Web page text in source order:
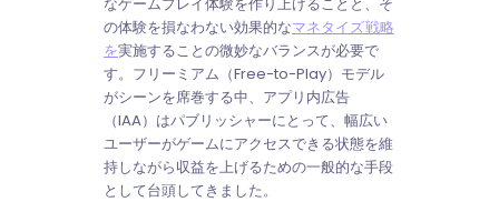
の体験を損なわない効果的なマネタイズ戦略
を実施することの微妙なバランスが必要で
す。フリーミアム（Free-to-Play）モデル
がシーンを席巻する中、アプリ内広告
（IAA）はパブリッシャーにとって、幅広い
ユーザーがゲームにアクセスできる状態を維
持しながら収益を上げるための一般的な手段
として台頭してきました。